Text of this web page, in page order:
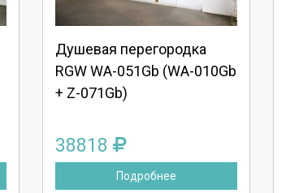
Душевая перегородка
RGW WA-051Gb (WA-010Gb
+ Z-071Gb)
38818
Подробнее